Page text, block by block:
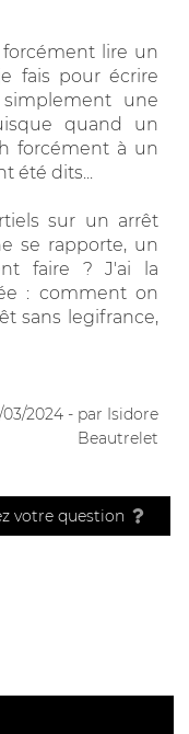
lire un
fais pour écrire
une
quand un
forcément à un
dits...
sur un arrêt
se rapporte, un
faire ? J'ai la
: comment on
sans legifrance,
2024 - par Isidore
Beautrelet
votre question